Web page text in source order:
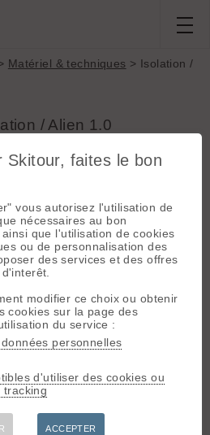
Matériel & techniques > Isolation /
/ Alien 1.0
30/01/2023 15:43
aurait testé l'Alien 1.0"dernier
chaussure a été améliorée avec
l'utiliser lors de sorties ski/alpi en
goulotte avec est séduisante.
Skitour, faites le bon
vous autorisez l'utilisation de
nécessaires au bon
que l'utilisation de cookies
ou de personnalisation des
des services et des offres
modifier ce choix ou obtenir
cookies sur la page des
du service :
personnelles
d'utiliser des cookies ou
tracking
ACCEPTER